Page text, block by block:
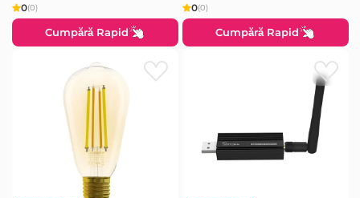
0(0)
Cumpără Rapid
0(0)
Cumpără Rapid